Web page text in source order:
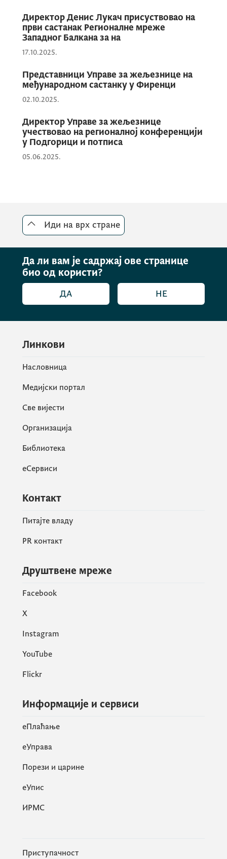
На основу горе наведеног,
жељезнице
01-344/24-23/2 од 21. октобра 2024.
године, којим се издајеЛиценца за јавни
превоз путника у жељезничком
превоз Црне Горе АД Подгорица
важи у периоду од 22. октобра 2024. до
22. октобра 2029. године.
Управе за жељезнице, директор Управе за
жељезнице,
Жељезнички превоз Црне Горе АД
Подгорица, госпођи
лиценце за унапређење услуга
жељезничког превоза у Црној Гори, као и
квалитет превоза.
Директор Денис Лукач присуствовао на
први састанак Регионалне мреже
Западног Балкана за на
17.10.2025.
Представници Управе за жељезнице на
међународном састанку у Фиренци
02.10.2025.
Директор Управе за жељезнице
учествовао на регионалној конференцији
у Подгорици и потписа
05.06.2025.
Иди на врх стране
Да ли вам је садржај ове странице
био од користи?
ДА НЕ
Линкови
Насловница
Медијски портал
Све вијести
Организација
Библиотека
еСервиси
Контакт
Питајте владу
PR контакт
Друштвене мреже
Facebook
X
Instagram
YouTube
Flickr
Информације и сервиси
eПлаћање
еУправа
Порези и царине
eУпис
ИРМС
Приступачност